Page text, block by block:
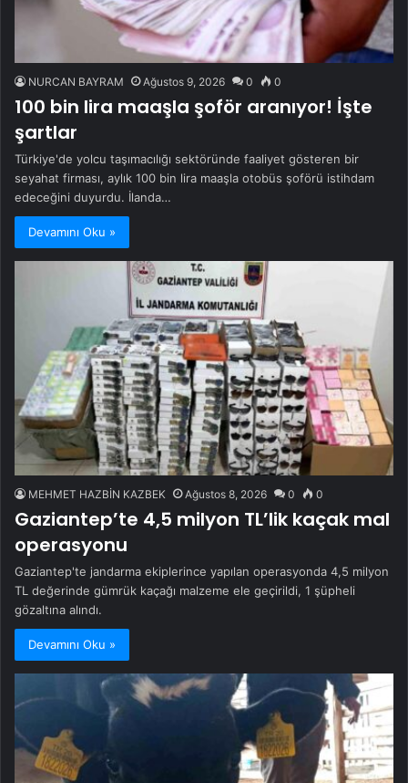
NURCAN BAYRAM Ağustos 9, 2026 0 0
100 bin lira maaşla şoför aranıyor! İşte
şartlar
Türkiye'de yolcu taşımacılığı sektöründe faaliyet gösteren bir
seyahat firması, aylık 100 bin lira maaşla otobüs şoförü istihdam
edeceğini duyurdu. İlanda…
Devamını Oku »
MEHMET HAZBİN KAZBEK Ağustos 8, 2026 0 0
Gaziantep’te 4,5 milyon TL’lik kaçak mal
operasyonu
Gaziantep'te jandarma ekiplerince yapılan operasyonda 4,5 milyon
TL değerinde gümrük kaçağı malzeme ele geçirildi, 1 şüpheli
gözaltına alındı.
Devamını Oku »